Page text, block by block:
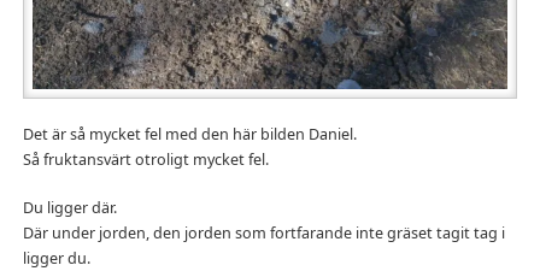
Det är så mycket fel med den här bilden Daniel.
Så fruktansvärt otroligt mycket fel.
Du ligger där.
Där under jorden, den jorden som fortfarande inte gräset tagit tag i
ligger du.